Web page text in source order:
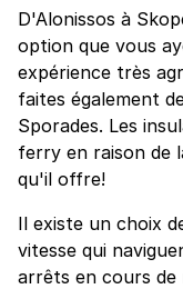
D'Alonissos à
option que vous
expérience très
faites également
Sporades. Les
ferry en raison de
qu'il offre!
Il existe un choix
vitesse qui
arrêts en cours